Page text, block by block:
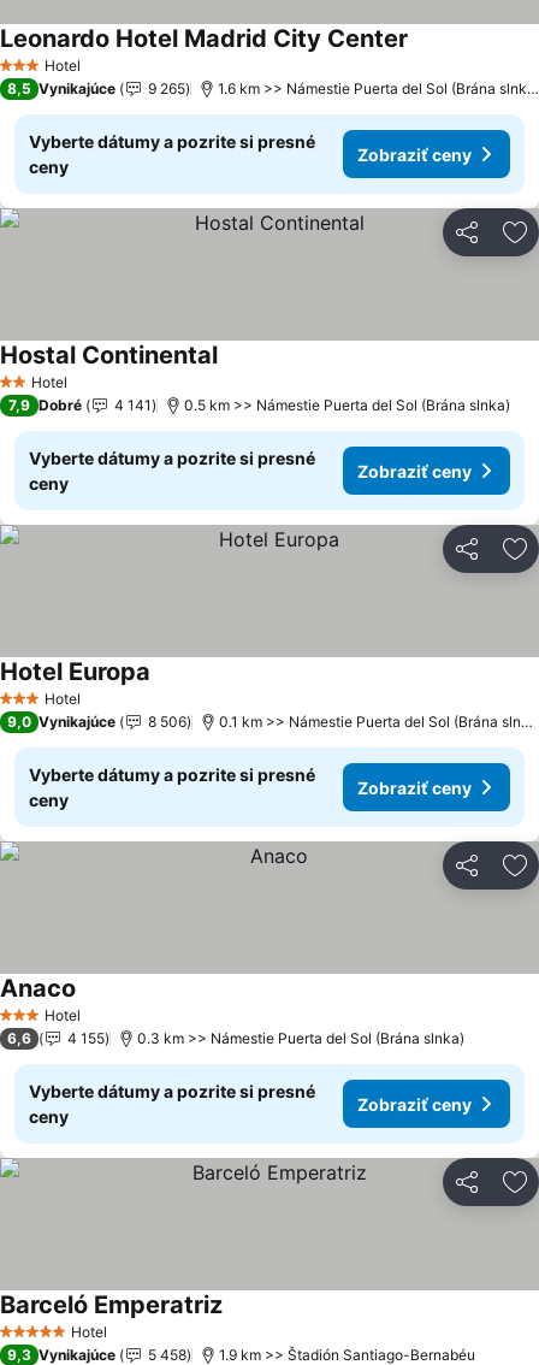
3 Počet hviezdičiek
Hotel
Leonardo Hotel Madrid City Center
8,5 Vynikajúce 9 265 1.6 km >> Námestie Puerta del Sol (Brána slnka)
Vyberte dátumy a pozrite si presné
ceny
Zobraziť ceny
Zdieľať
2 Počet hviezdičiek
Hotel
Hostal Continental
7,9 Dobré 4 141 0.5 km >> Námestie Puerta del Sol (Brána slnka)
Vyberte dátumy a pozrite si presné
ceny
Zobraziť ceny
Zdieľať
3 Počet hviezdičiek
Hotel
Hotel Europa
9,0 Vynikajúce 8 506 0.1 km >> Námestie Puerta del Sol (Brána slnka)
Vyberte dátumy a pozrite si presné
ceny
Zobraziť ceny
Zdieľať
3 Počet hviezdičiek
Hotel
Anaco
6,6 4 155 0.3 km >> Námestie Puerta del Sol (Brána slnka)
Vyberte dátumy a pozrite si presné
ceny
Zobraziť ceny
Zdieľať
5 Počet hviezdičiek
Hotel
Barceló Emperatriz
9,3 Vynikajúce 5 458 1.9 km >> Štadión Santiago-Bernabéu